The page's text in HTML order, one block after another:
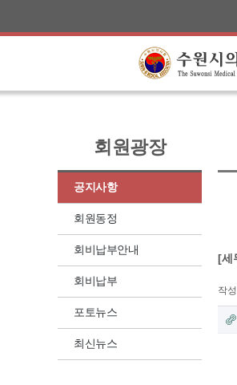
회원광장
공지사항
회원동정
회비납부안내
회비납부
포토뉴스
최신뉴스
[세
작